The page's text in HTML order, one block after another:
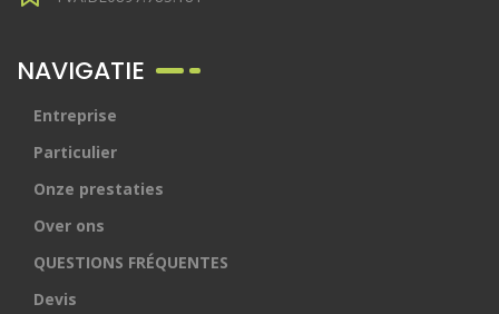
NAVIGATIE
Entreprise
Particulier
Onze prestaties
Over ons
QUESTIONS FRÉQUENTES
Devis